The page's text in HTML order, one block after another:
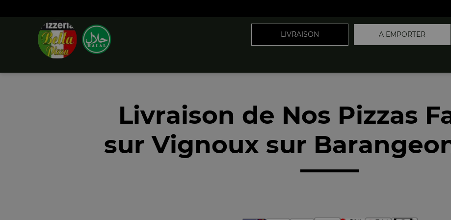
LIVRAISON A EMPORTER
Livraison de Nos Pizzas
sur Vignoux sur